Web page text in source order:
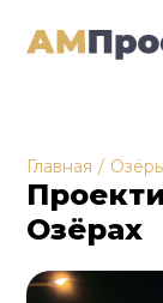
Главная /
Озёрах